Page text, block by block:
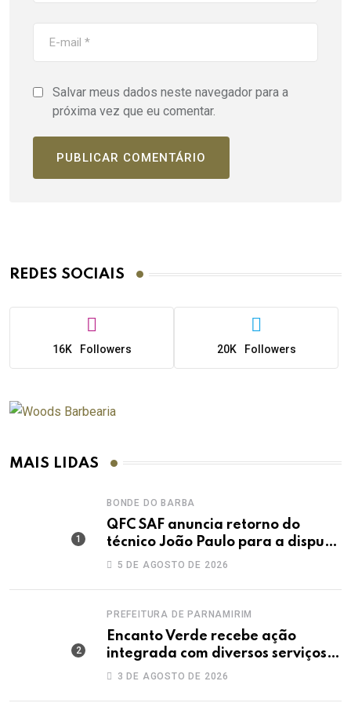
Salvar meus dados neste navegador para a
próxima vez que eu comentar.
REDES SOCIAIS
16K Followers 20K Followers
MAIS LIDAS
BONDE DO BARBA
QFC SAF anuncia retorno do
técnico João Paulo para a disputa
da elite do Campeonato Potiguar
5 DE AGOSTO DE 2026
PREFEITURA DE PARNAMIRIM
Encanto Verde recebe ação
integrada com diversos serviços
gratuitos à população
3 DE AGOSTO DE 2026